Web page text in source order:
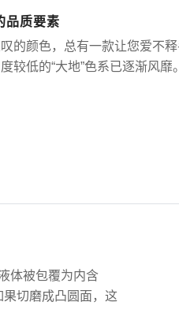
品质要素
的颜色，总有一款让您爱不
较低的“大地”色系已逐渐风靡
体被包覆为内含
切磨成凸圆面，这